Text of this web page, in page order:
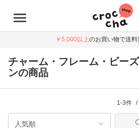
￥5,000以上のお買い物で送料
チャーム・フレーム・ビー
ンの商品
1-3件